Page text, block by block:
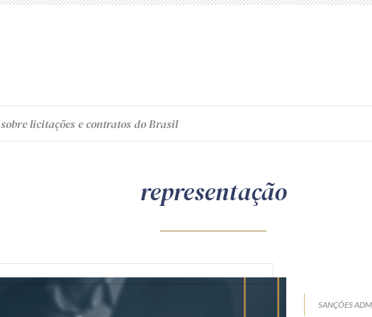
licitações e contratos do Brasil
representação
SANÇÕES